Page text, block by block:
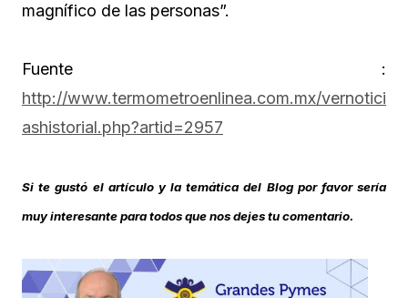
magnífico de las personas”.
Fuente :
http://www.termometroenlinea.com.mx/vernotici
ashistorial.php?artid=2957
Si te gustó el artículo y la temática del Blog por favor sería
muy interesante para todos que nos dejes tu comentario.